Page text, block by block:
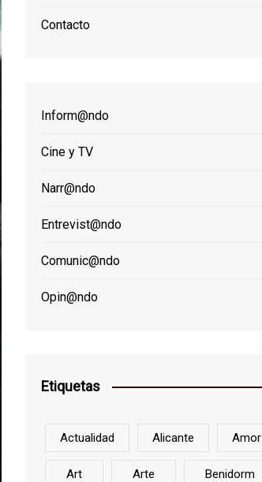
Contacto
Inform@ndo
Cine y TV
Narr@ndo
Entrevist@ndo
Comunic@ndo
Opin@ndo
Etiquetas
Actualidad Alicante Amor
Art Arte Benidorm